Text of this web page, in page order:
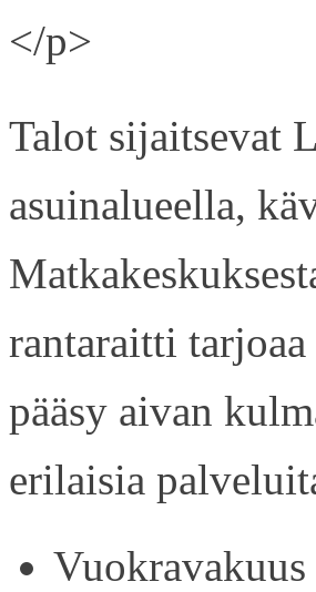
</p>
Talot sijaitsevat
asuinalueella,
rantaraitti
pääsy aivan
erilaisia